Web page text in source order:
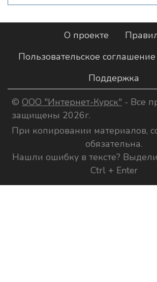
О проекте
Пользовательское соглашение
Поддержка
© ООО "Интернет-Курск" - Все
защищены 2026г.
При копировании материалов,
обязательна.
Нашли ошибку в тексте?
Ctrl + Enter